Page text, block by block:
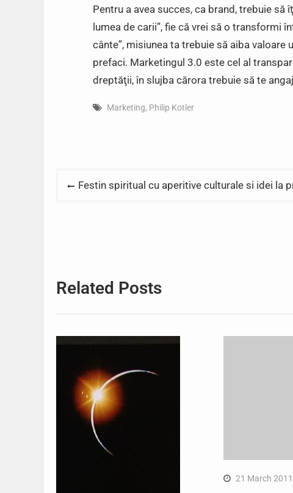
Pentru a avea succes, ca brand, trebuie să
lumea de carii”, fie că vrei să o transformi
cânte”, misiunea ta trebuie să aiba
prefaci. Marketingul 3.0 este cel al
dreptăţii, în slujba cărora trebuie să te
Marketing, Philip Kotler
PostFestin spiritual cu aperitive culturale si idei la
Related Posts
21 March 2011